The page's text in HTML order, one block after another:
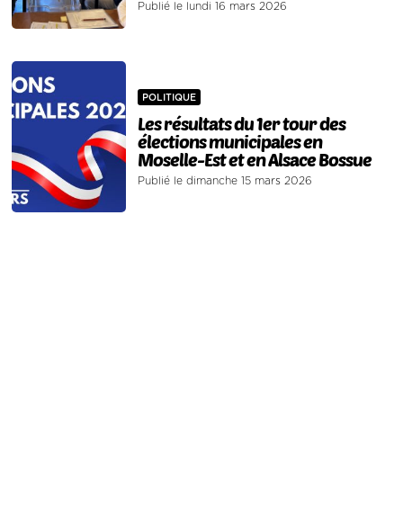
Publié le lundi 16 mars 2026
POLITIQUE
Les résultats du 1er tour des
élections municipales en
Moselle-Est et en Alsace Bossue
Publié le dimanche 15 mars 2026